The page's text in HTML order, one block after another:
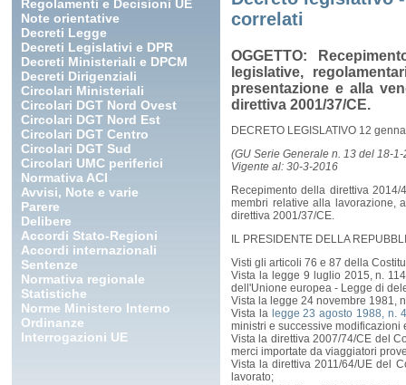
Regolamenti e Decisioni UE
Note orientative
Decreti Legge
Decreti Legislativi e DPR
Decreti Ministeriali e DPCM
Decreti Dirigenziali
Circolari Ministeriali
Circolari DGT Nord Ovest
Circolari DGT Nord Est
Circolari DGT Centro
Circolari DGT Sud
Circolari UMC periferici
Normativa ACI
Avvisi, Note e varie
Parere
Delibere
Accordi Stato-Regioni
Accordi internazionali
Sentenze
Normativa regionale
Statistiche
Norme Ministero Interno
Ordinanze
Interrogazioni UE
correlati
OGGETTO:
legislative,
presentazione e alla
direttiva 2001/37/CE.
DECRETO LEGISLATIVO 12
(GU Serie Generale n. 13 del 18-
Vigente al: 30-3-2016
Recepimento della direttiva
membri relative alla lavorazione,
direttiva 2001/37/CE.
IL PRESIDENTE DELLA
Visti gli articoli 76 e 87 della
Vista la legge 9 luglio 2015, n.
dell'Unione europea - Legge di
Vista la legge 24 novembre 1981,
Vista la legge 23 agosto 1988, n.
ministri e successive modificazioni
Vista la direttiva 2007/74/CE del
merci importate da viaggiatori
Vista la direttiva 2011/64/UE del
lavorato;